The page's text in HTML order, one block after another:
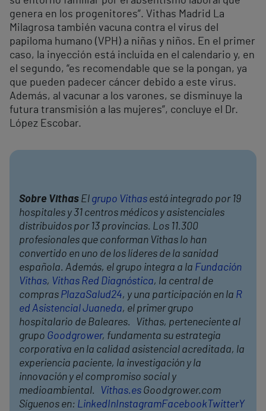
genera en los progenitores”. Vithas Madrid La
Milagrosa también vacuna contra el virus del
papiloma humano (VPH) a niñas y niños. En el primer
caso, la inyección está incluida en el calendario y, en
el segundo, “es recomendable que se la pongan, ya
que pueden padecer cáncer debido a este virus.
Además, al vacunar a los varones, se disminuye la
futura transmisión a las mujeres”, concluye el Dr.
López Escobar.
Sobre Vithas El grupo Vithas está integrado por 19
hospitales y 31 centros médicos y asistenciales
distribuidos por 13 provincias. Los 11.300
profesionales que conforman Vithas lo han
convertido en uno de los líderes de la sanidad
española. Además, el grupo integra a la Fundación
Vithas, Vithas Red Diagnóstica, la central de
compras PlazaSalud24, y una participación en la R
ed Asistencial Juaneda, el primer grupo
hospitalario de Baleares. Vithas, perteneciente al
grupo Goodgrower, fundamenta su estrategia
corporativa en la calidad asistencial acreditada, la
experiencia paciente, la investigación y la
innovación y el compromiso social y
medioambiental.
Vithas.es Goodgrower.com
Síguenos en: LinkedInInstagramFacebook TwitterY